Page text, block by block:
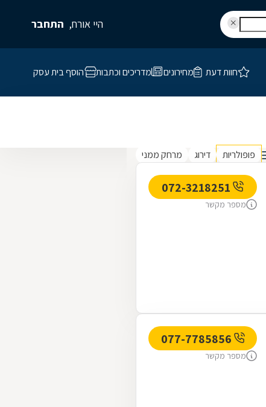
היי אורח, התחבר
חוות דעת מחירונים מדריכים וכתבות הוסף בית עסק
פופולריות דירוג מרחק ממני
מספר מקשר
מספר מקשר